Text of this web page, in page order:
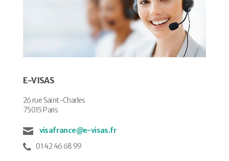
E-VISAS
26 rue Saint-Charles
75015 Paris
visafrance@e-visas.fr
01 42 46 68 99